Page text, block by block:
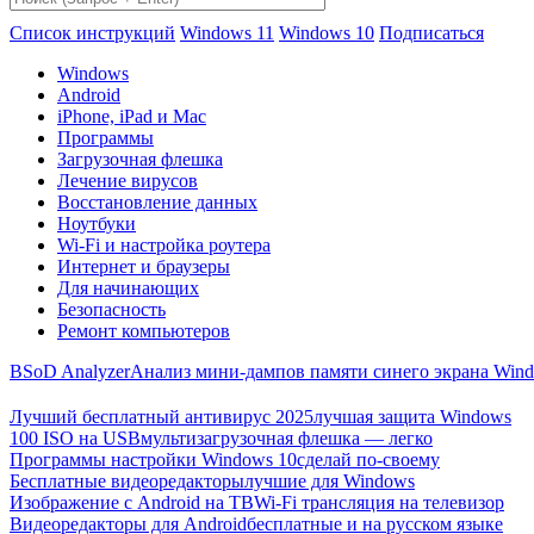
Список инструкций Windows 11 Windows 10 Подписаться
Windows
Android
iPhone, iPad и Mac
Программы
Загрузочная флешка
Лечение вирусов
Восстановление данных
Ноутбуки
Wi-Fi и настройка роутера
Интернет и браузеры
Для начинающих
Безопасность
Ремонт компьютеров
BSoD AnalyzerАнализ мини-дампов памяти синего экрана
Лучший бесплатный антивирус 2025лучшая защита Windows
100 ISO на USBмультизагрузочная флешка — легко
Программы настройки Windows 10сделай по-своему
Бесплатные видеоредакторылучшие для Windows
Изображение с Android на ТВWi-Fi трансляция на телевизор
Видеоредакторы для Androidбесплатные и на русском языке